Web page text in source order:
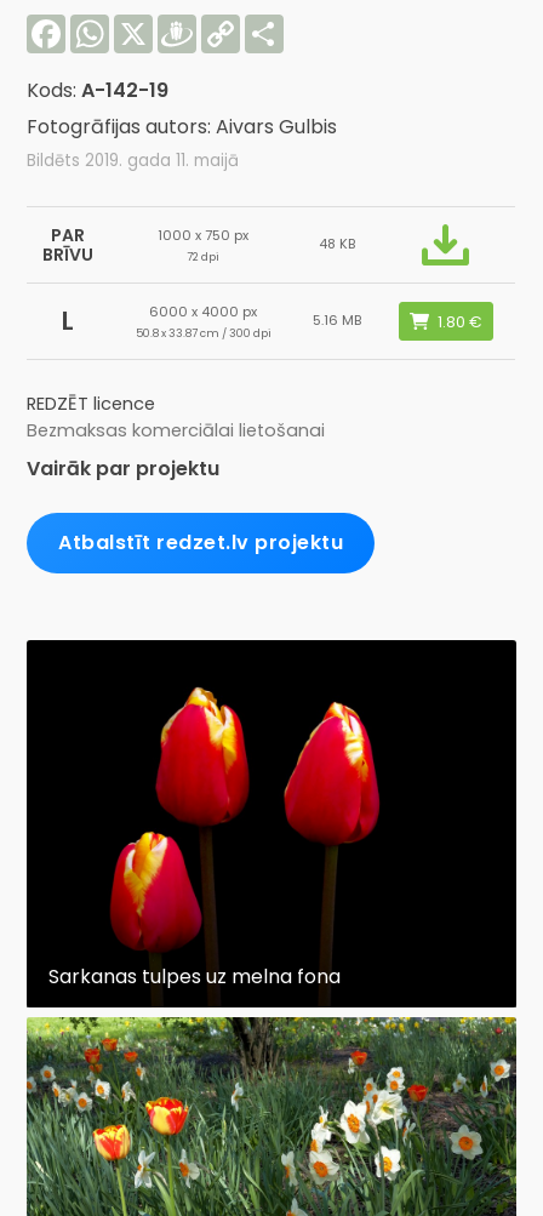
FacebookWhatsApp
X Draugiem
Copy
Link
Kods:A-142-19
Fotogrāfijas autors: Aivars Gulbis
Bildēts 2019. gada 11. maijā
PAR
BRĪVU
1000 x 750 px
72 dpi
48 KB
L 6000 x 4000 px
50.8 x 33.87 cm / 300 dpi
5.16 MB
REDZĒT licence
Bezmaksas komerciālai lietošanai
Vairāk par projektu
Atbalstīt redzet.lv projektu
Sarkanas tulpes uz melna fona